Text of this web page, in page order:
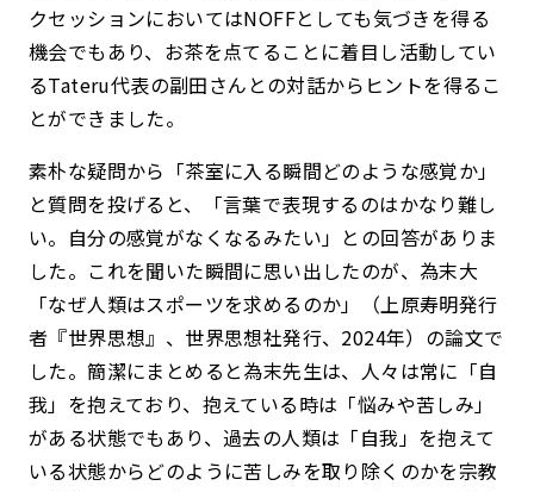
クセッションにおいてはNOFFとしても気づきを得る
機会でもあり、お茶を点てることに着目し活動してい
るTateru代表の副田さんとの対話からヒントを得るこ
とができました。
素朴な疑問から「茶室に入る瞬間どのような感覚か」
と質問を投げると、「言葉で表現するのはかなり難し
い。自分の感覚がなくなるみたい」との回答がありま
した。 これを聞いた瞬間に思い出したのが、為末大
「なぜ人類はスポーツを求めるのか」（上原寿明発行
者『世界思想』、世界思想社発行、2024年）の論文で
した。簡潔にまとめると為末先生は、人々は常に「自
我」を抱えており、抱えている時は「悩みや苦しみ」
がある状態でもあり、過去の人類は「自我」を抱えて
いる状態からどのように苦しみを取り除くのかを宗教